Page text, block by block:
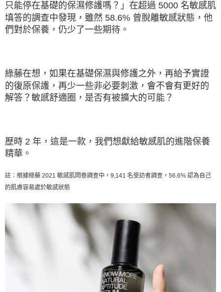
資料（包含姓名、電話或地址）提供予台灣大哥大進項蒐集、處理及利用，
由本公司與您本人進行分期帳單所需資料之確認、核對及更正。
3.完整用戶服務條款，請詳閱以下連結：https://oppay.tw/userRule
是否繳費成功／繳費後需取消欲退款等相關疑問，請聯繫「AFTEE先享後付
客戶支援中心」https://netprotections.freshdesk.com/support/home
【注意事項】
２．關於個人資料處理事宜，請瀏覽以下網址：
https://aftee.tw/terms/#terms3
３．未成年的使用者請事先徵得法定代理人或監護人之同意方可使用
「AFTEE先享後付」，若未經同意申辦者引起之損失，本公司不負相關責
任。
５．嚴禁一人註冊多個帳號或使用他人資訊註冊。若發現惡意使用之情形，
恩沛科技股份有限公司將有權停止該用戶之使用額度並採取法律行動。
請自備購物袋，若需購買紙袋可現場詢問
免運費
只能停在基礎的保濕修護嗎？」在超過 5000 名敏感肌
填答的調查中發現，雖然 58.6% 曾脫離敏感狀態，他
們對於保養，仍少了一些期待。
綠藤在想，如果在基礎保濕與修護之外，再給予實證
的復原保護，再少一些非必要刺激，會不會有更好的
解答？敏感舒適圈，是否有被擴大的可能？
歷時 2 年，這是一款，我們想獻給敏感肌的進階保養
精華。
註：根據綠藤 2021 敏感肌問卷調查中，9,141 名受訪者調查，56.6% 認為自己
的肌膚容易處於敏感狀態